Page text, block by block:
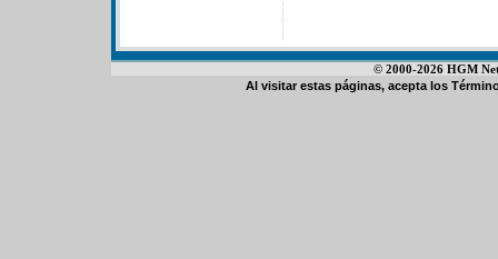
© 2000-2026 HGM
Al visitar estas páginas, acepta los